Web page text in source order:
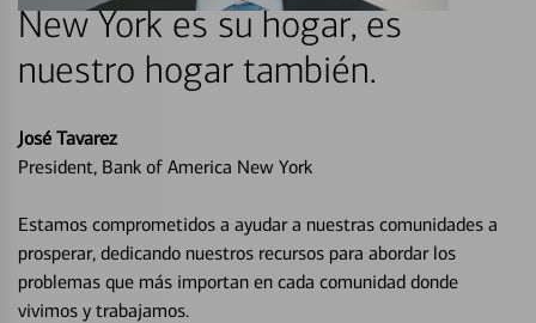
New York es su hogar, es
nuestro hogar también.
José Tavarez
President, Bank of America New York
Estamos comprometidos a ayudar a nuestras comunidades a
prosperar, dedicando nuestros recursos para abordar los
problemas que más importan en cada comunidad donde
vivimos y trabajamos.